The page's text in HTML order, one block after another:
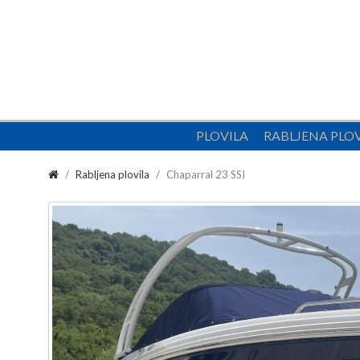
PLOVILA RABLJENA
Rabljena plovila Chaparral 23 SSI